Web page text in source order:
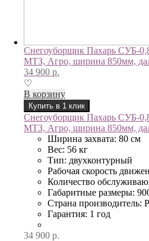
Снегоуборщик Пахарь СУБ-
МТЗ, Агро, ширина 850мм,
34 900 р.
♡
В корзину
Купить в 1 клик
Снегоуборщик Пахарь СУБ-
МТЗ, Агро, ширина 850мм,
Ширина захвата: 80 см
Вес: 56 кг
Тип: двухконтурный
Рабочая скорость
Количество
Габаритные размеры:
Страна производитель:
Гарантия: 1 год
34 900 р.